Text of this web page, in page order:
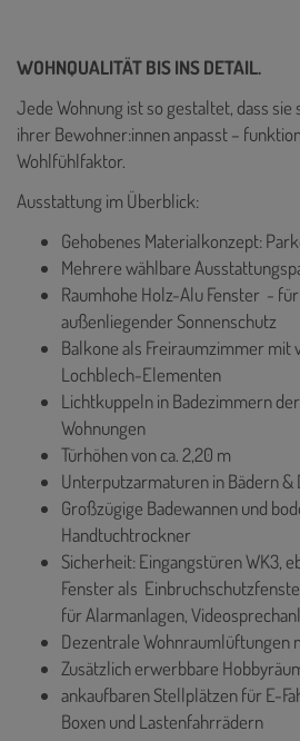
WOHNQUALITÄT BIS INS DETAIL.
Jede Wohnung ist so gestaltet, dass sie
ihrer Bewohner:innen anpasst –
Wohlfühlfaktor.
Ausstattung im Überblick:
Gehobenes Materialkonzept:
Mehrere wählbare
Raumhohe Holz-Alu Fenster -
außenliegender Sonnenschutz
Balkone als Freiraumzimmer mit
Lochblech-Elementen
Lichtkuppeln in Badezimmern
Wohnungen
Türhöhen von ca. 2,20 m
Unterputzarmaturen in Bädern &
Großzügige Badewannen und
Handtuchtrockner
Sicherheit: Eingangstüren WK3,
Fenster als
für Alarmanlagen,
Dezentrale Wohnraumlüftungen
Zusätzlich erwerbbare
ankaufbaren Stellplätzen für E-
Boxen und Lastenfahrrädern